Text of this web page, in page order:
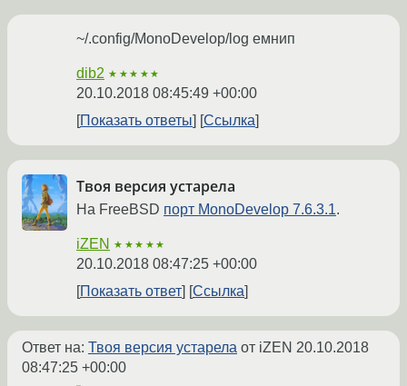
~/.config/MonoDevelop/log емнип
dib2 ★★★★★
20.10.2018 08:45:49 +00:00
Показать ответы
Ссылка
Твоя версия устарела
На FreeBSD порт MonoDevelop 7.6.3.1.
iZEN ★★★★★
20.10.2018 08:47:25 +00:00
Показать ответ
Ссылка
Ответ на: Твоя версия устарела от iZEN 20.10.2018
08:47:25 +00:00